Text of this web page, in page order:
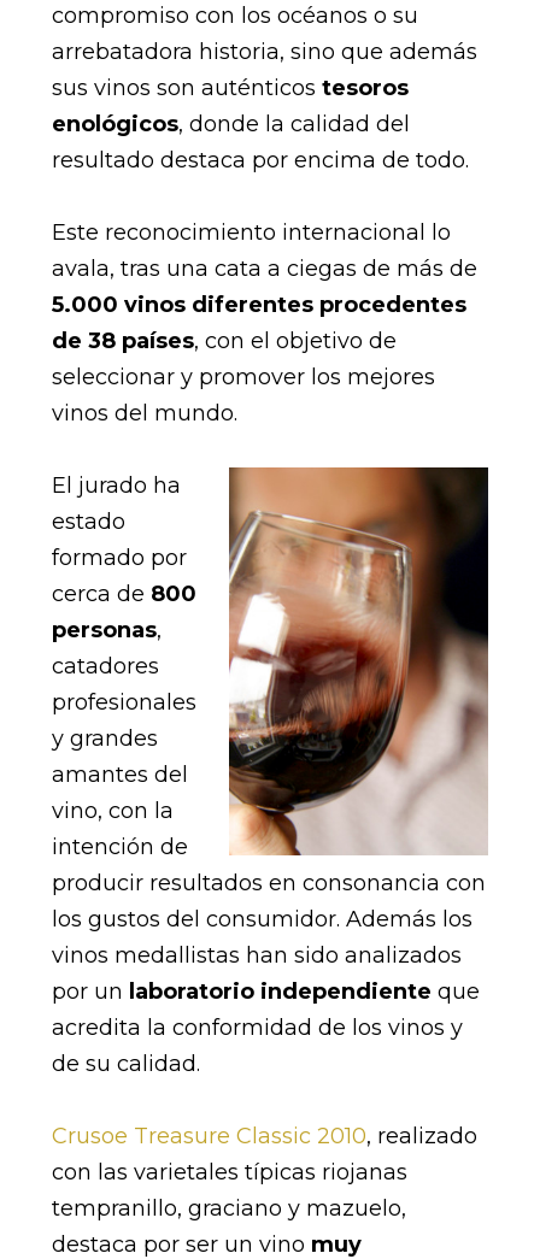
compromiso con los océanos o su
arrebatadora historia, sino que además
sus vinos son auténticos tesoros
enológicos, donde la calidad del
resultado destaca por encima de todo.
Este reconocimiento internacional lo
avala, tras una cata a ciegas de más de
5.000 vinos diferentes procedentes
de 38 países, con el objetivo de
seleccionar y promover los mejores
vinos del mundo.
El jurado ha
estado
formado por
cerca de 800
personas,
catadores
profesionales
y grandes
amantes del
vino, con la
intención de
producir resultados en consonancia con
los gustos del consumidor. Además los
vinos medallistas han sido analizados
por un laboratorio independiente que
acredita la conformidad de los vinos y
de su calidad.
Crusoe Treasure Classic 2010, realizado
con las varietales típicas riojanas
tempranillo, graciano y mazuelo,
destaca por ser un vino muy